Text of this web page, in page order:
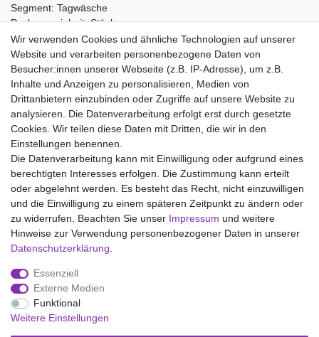
Segment: Tagwäsche
Packungseinheit: Stück
Material:
100% Baumwolle
Wir liefern mit DHL (auch Samstags)
Kostenloser Versand
14 Tage Rückgaberecht
Impressum Daten­schutz­erklärung AGB
Widerrufs­recht
Wir verwenden Cookies und ähnliche Technologien auf unserer
Website und verarbeiten personenbezogene Daten von
Besucher:innen unserer Webseite (z.B. IP-Adresse), um z.B.
Inhalte und Anzeigen zu personalisieren, Medien von
Drittanbietern einzubinden oder Zugriffe auf unsere Website zu
analysieren. Die Datenverarbeitung erfolgt erst durch gesetzte
Cookies. Wir teilen diese Daten mit Dritten, die wir in den
Einstellungen benennen.
Die Datenverarbeitung kann mit Einwilligung oder aufgrund eines
berechtigten Interesses erfolgen. Die Zustimmung kann erteilt
oder abgelehnt werden. Es besteht das Recht, nicht einzuwilligen
und die Einwilligung zu einem späteren Zeitpunkt zu ändern oder
zu widerrufen. Beachten Sie unser Impressum und weitere
Hinweise zur Verwendung personenbezogener Daten in unserer
Daten­schutz­erklärung
Essenziell
Externe Medien
Funktional
Weitere Einstellungen